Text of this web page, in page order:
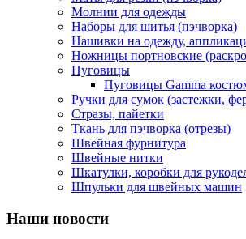
Молнии для одежды
Наборы для шитья (пэчворка)
Нашивки на одежду,
Ножницы портновские
Пуговицы
Пуговицы Gamma
Ручки для сумок (застежки,
Стразы, пайетки
Ткань для пэчворка (отрезы)
Швейная фурнитура
Швейные нитки
Шкатулки, коробки для
Шпульки для швейных машин
Наши новости